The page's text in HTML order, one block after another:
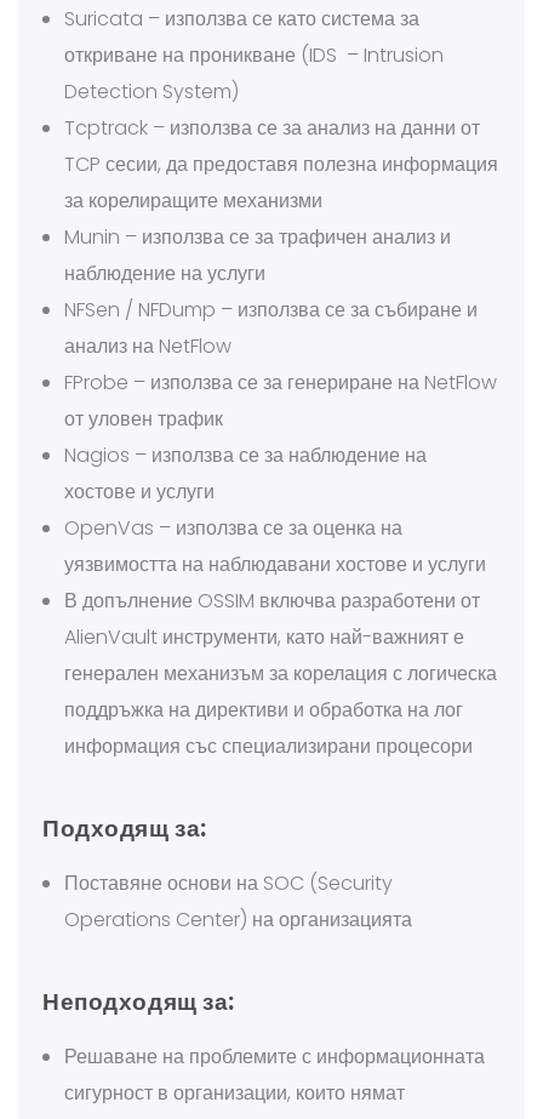
Suricata – използва се като система за
откриване на проникване (IDS – Intrusion
Detection System)
Tcptrack – използва се за анализ на данни от
TCP сесии, да предоставя полезна информация
за корелиращите механизми
Munin – използва се за трафичен анализ и
наблюдение на услуги
NFSen / NFDump – използва се за събиране и
анализ на NetFlow
FProbe – използва се за генериране на NetFlow
от уловен трафик
Nagios – използва се за наблюдение на
хостове и услуги
OpenVas – използва се за оценка на
уязвимостта на наблюдавани хостове и услуги
В допълнение OSSIM включва разработени от
AlienVault инструменти, като най-важният е
генерален механизъм за корелация с логическа
поддръжка на директиви и обработка на лог
информация със специализирани процесори
Подходящ за:
Поставяне основи на SOC (Security
Operations Center) на организацията
Неподходящ за:
Решаване на проблемите с информационната
сигурност в организации, които нямат